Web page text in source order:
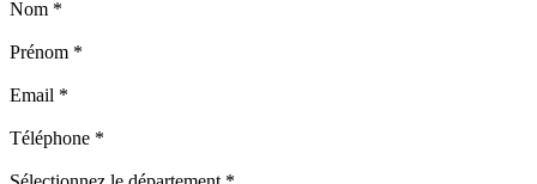
Nom *
Prénom *
Email *
Téléphone *